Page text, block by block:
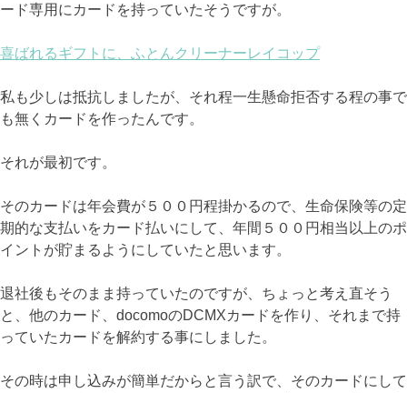
ード専用にカードを持っていたそうですが。
喜ばれるギフトに、ふとんクリーナーレイコップ
私も少しは抵抗しましたが、それ程一生懸命拒否する程の事で
も無くカードを作ったんです。
それが最初です。
そのカードは年会費が５００円程掛かるので、生命保険等の定
期的な支払いをカード払いにして、年間５００円相当以上のポ
イントが貯まるようにしていたと思います。
退社後もそのまま持っていたのですが、ちょっと考え直そう
と、他のカード、docomoのDCMXカードを作り、それまで持
っていたカードを解約する事にしました。
その時は申し込みが簡単だからと言う訳で、そのカードにして